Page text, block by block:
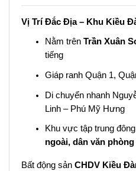
Vị Trí Đắc Địa – Khu Kiều
Nằm trên Trần Xuân
tiếng
Giáp ranh Quận 1,
Di chuyển nhanh
Linh – Phú Mỹ Hưng
Khu vực tập trung đông
ngoài, dân văn phòng
Bất động sản CHDV Kiều